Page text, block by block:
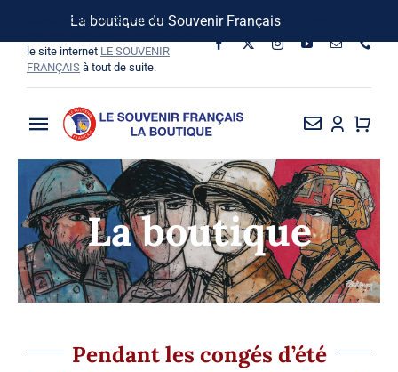
La boutique du Souvenir Français
contenu
Suivez-nous sur les réseaux
le site internet LE SOUVENIR
FRANÇAIS à tout de suite.
Toggle
Navigation
La Boutique
Vins SF-Bardins
Boîte à idées
La boutique
Pendant les congés d’été